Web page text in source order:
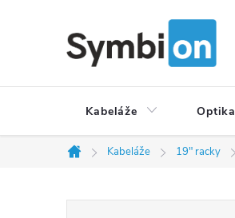
Kabeláže Optika
Domů
Kabeláže 19" racky